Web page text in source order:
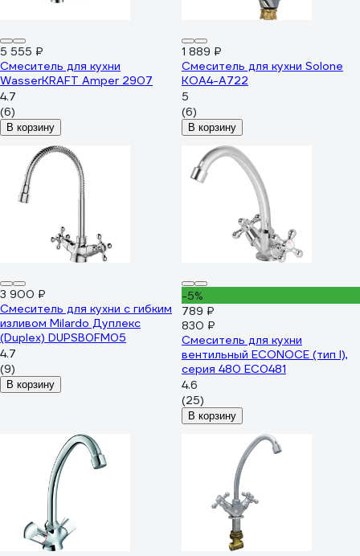
5 555 ₽
Смеситель для кухни
WasserKRAFT Amper 2907
4.7
(6)
В корзину
1 889 ₽
Смеситель для кухни Solone
KOA4-A722
5
(6)
В корзину
3 900 ₽
Смеситель для кухни с гибким
изливом Milardo Дуплекс
(Duplex) DUPSB0FM05
4.7
(9)
В корзину
-5%
789 ₽
830 ₽
Смеситель для кухни
вентильный ECONOCE (тип I),
серия 480 EC0481
4.6
(25)
В корзину